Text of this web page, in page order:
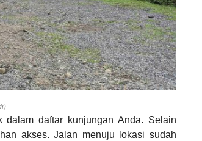
dalam daftar kunjungan Anda. Selain
akses. Jalan menuju lokasi sudah